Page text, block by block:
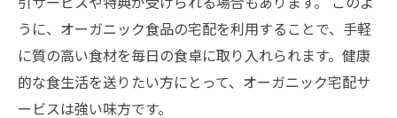
うに、オーガニック食品の宅配を利用することで、手軽
に質の高い食材を毎日の食卓に取り入れられます。健康
的な食生活を送りたい方にとって、オーガニック宅配サ
ービスは強い味方です。